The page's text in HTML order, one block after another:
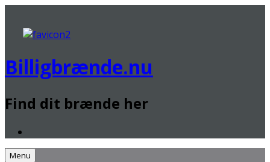
indhold
Billigbrænde.nu
Find dit brænde her
Menu